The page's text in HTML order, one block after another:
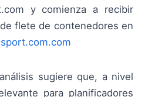
y comienza a recibir
flete de contenedores en
sugiere que, a nivel
para planificadores